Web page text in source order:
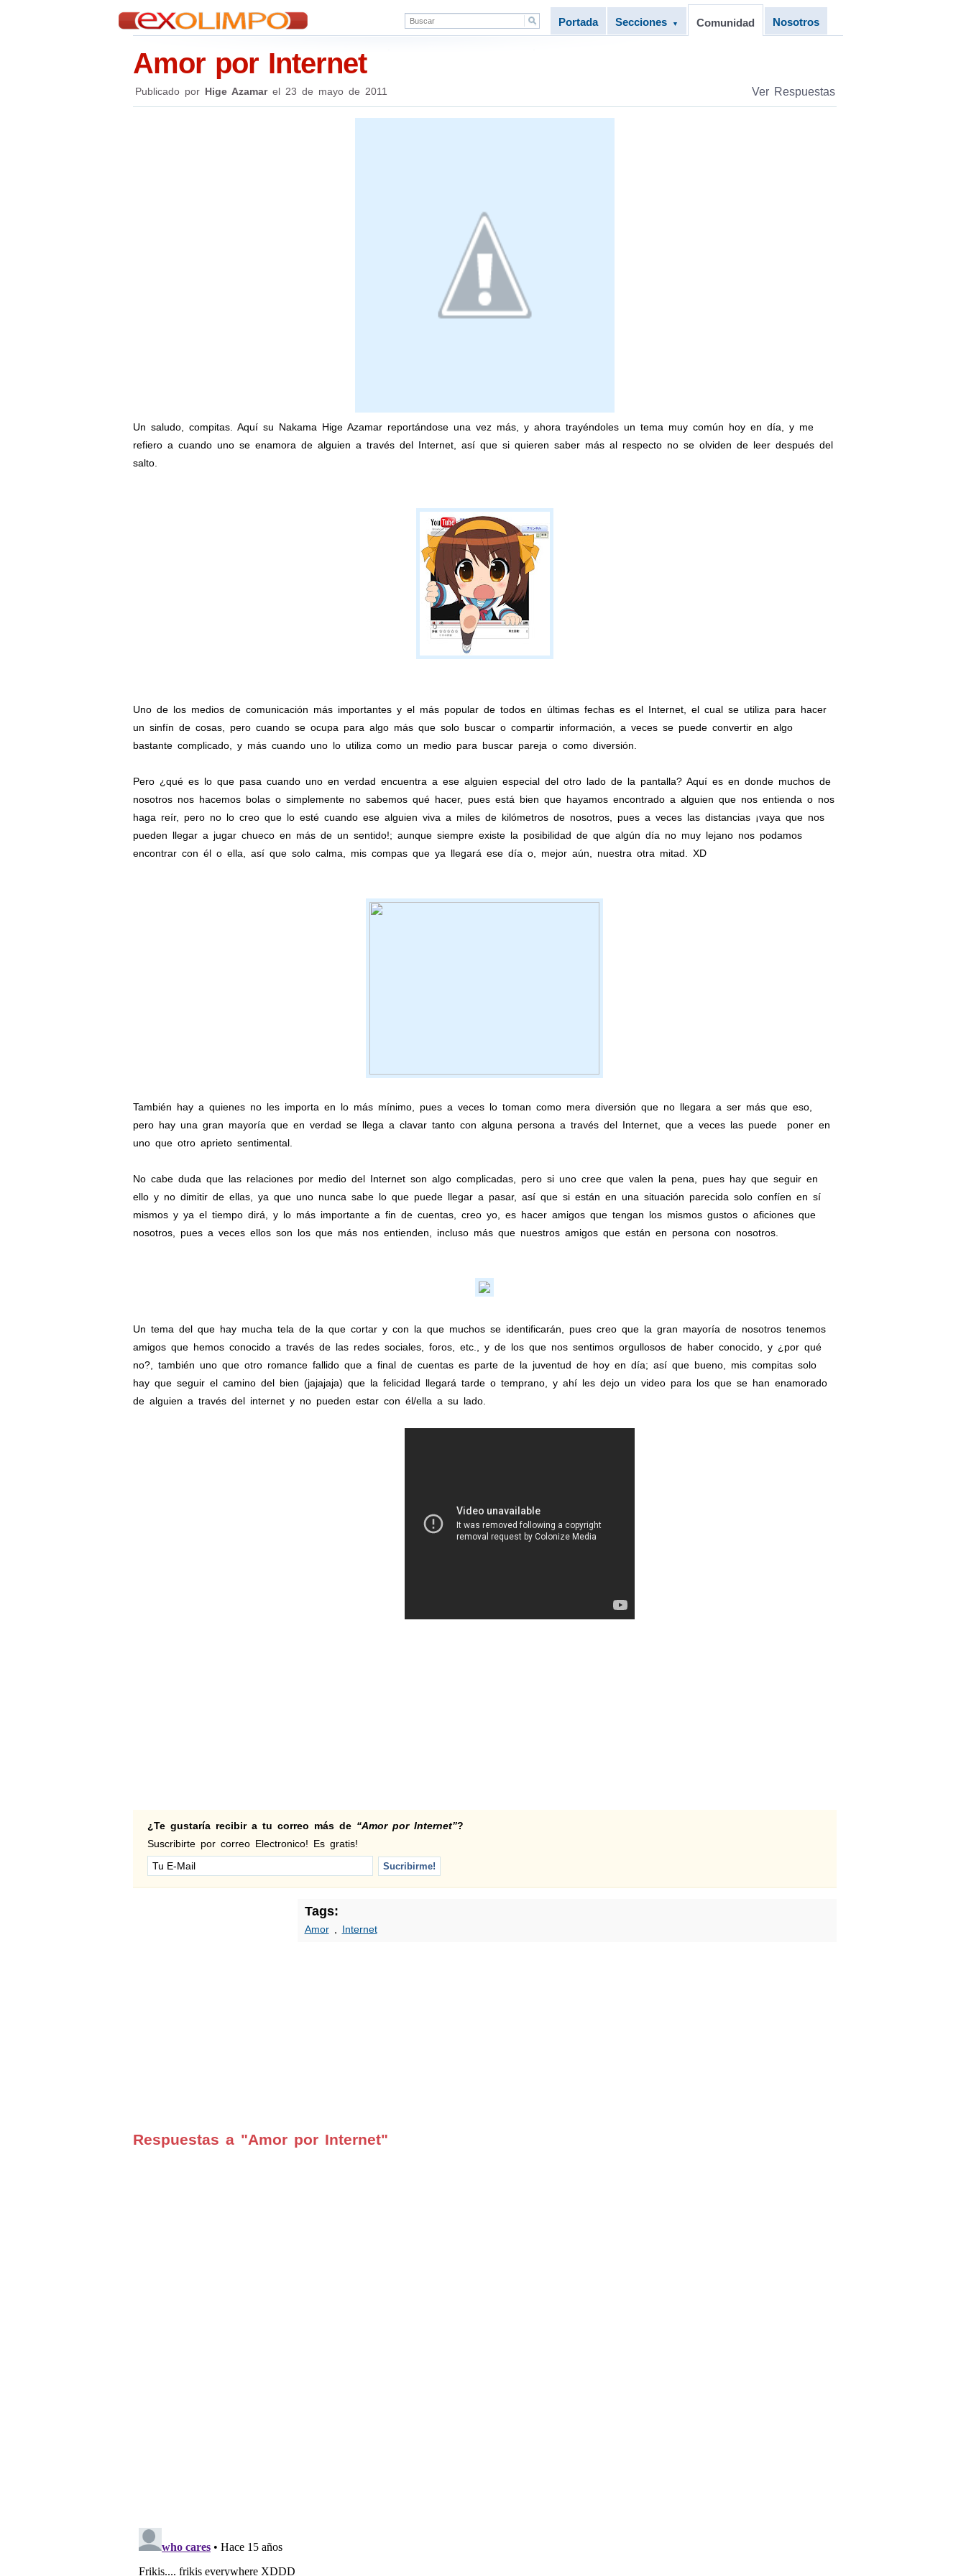
Portada Secciones ▼ Comunidad Nosotros
Amor por Internet
Publicado por Hige Azamarel 23 de mayo de 2011 Ver Respuestas
Un saludo, compitas. Aquí su Nakama Hige Azamar reportándose una vez más, y ahora trayéndoles un tema muy común hoy en día, y me
refiero a cuando uno se enamora de alguien a través del Internet, así que si quieren saber más al respecto no se olviden de leer después del
salto.
Uno de los medios de comunicación más importantes y el más popular de todos en últimas fechas es el Internet, el cual se utiliza para hacer
un sinfín de cosas, pero cuando se ocupa para algo más que solo buscar o compartir información, a veces se puede convertir en algo
bastante complicado, y más cuando uno lo utiliza como un medio para buscar pareja o como diversión.
Pero ¿qué es lo que pasa cuando uno en verdad encuentra a ese alguien especial del otro lado de la pantalla? Aquí es en donde muchos de
nosotros nos hacemos bolas o simplemente no sabemos qué hacer, pues está bien que hayamos encontrado a alguien que nos entienda o nos
haga reír, pero no lo creo que lo esté cuando ese alguien viva a miles de kilómetros de nosotros, pues a veces las distancias ¡vaya que nos
pueden llegar a jugar chueco en más de un sentido!; aunque siempre existe la posibilidad de que algún día no muy lejano nos podamos
encontrar con él o ella, así que solo calma, mis compas que ya llegará ese día o, mejor aún, nuestra otra mitad. XD
También hay a quienes no les importa en lo más mínimo, pues a veces lo toman como mera diversión que no llegara a ser más que eso,
pero hay una gran mayoría que en verdad se llega a clavar tanto con alguna persona a través del Internet, que a veces las puede poner en
uno que otro aprieto sentimental.
No cabe duda que las relaciones por medio del Internet son algo complicadas, pero si uno cree que valen la pena, pues hay que seguir en
ello y no dimitir de ellas, ya que uno nunca sabe lo que puede llegar a pasar, así que si están en una situación parecida solo confíen en sí
mismos y ya el tiempo dirá, y lo más importante a fin de cuentas, creo yo, es hacer amigos que tengan los mismos gustos o aficiones que
nosotros, pues a veces ellos son los que más nos entienden, incluso más que nuestros amigos que están en persona con nosotros.
Un tema del que hay mucha tela de la que cortar y con la que muchos se identificarán, pues creo que la gran mayoría de nosotros tenemos
amigos que hemos conocido a través de las redes sociales, foros, etc., y de los que nos sentimos orgullosos de haber conocido, y ¿por qué
no?, también uno que otro romance fallido que a final de cuentas es parte de la juventud de hoy en día; así que bueno, mis compitas solo
hay que seguir el camino del bien (jajajaja) que la felicidad llegará tarde o temprano, y ahí les dejo un video para los que se han enamorado
de alguien a través del internet y no pueden estar con él/ella a su lado.
¿Te gustaría recibir a tu correo más de “Amor por Internet”?
Suscribirte por correo Electronico! Es gratis!
Tags:
Amor, Internet
Respuestas a "Amor por Internet"